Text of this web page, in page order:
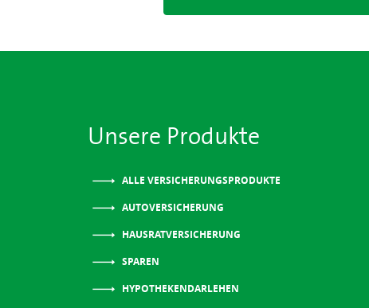
Unsere Produkte
ALLE VERSICHERUNGSPRODUKTE
AUTOVERSICHERUNG
HAUSRATVERSICHERUNG
SPAREN
HYPOTHEKENDARLEHEN